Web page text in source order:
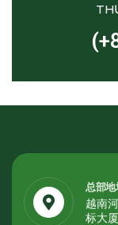
总部地
越南
标大